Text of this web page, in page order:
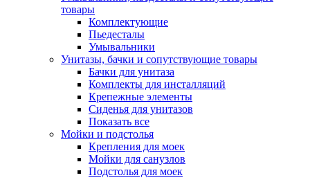
товары
Комплектующие
Пьедесталы
Умывальники
Унитазы, бачки и сопутствующие товары
Бачки для унитаза
Комплекты для инсталляций
Крепежные элементы
Сиденья для унитазов
Показать все
Мойки и подстолья
Крепления для моек
Мойки для санузлов
Подстолья для моек